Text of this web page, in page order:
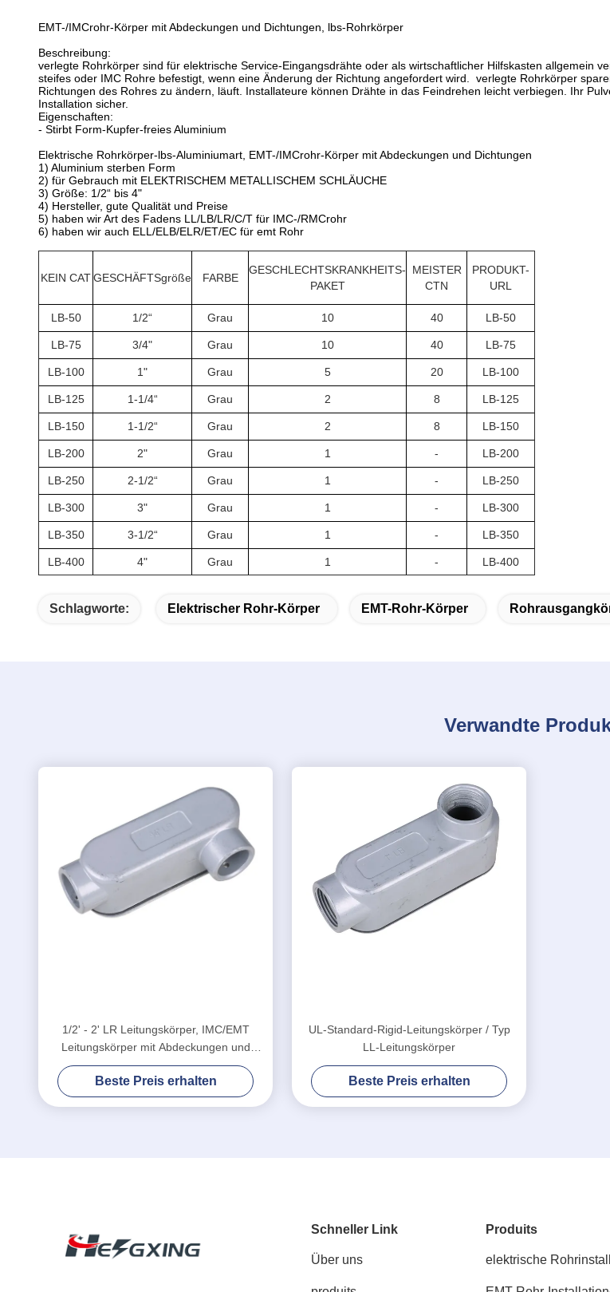
EMT-/IMCrohr-Körper mit Abdeckungen und Dichtungen, lbs-Rohrkörper
Beschreibung:
verlegte Rohrkörper sind für elektrische Service-Eingangsdrähte oder als wirtschaftlicher Hilfskasten allgemein
steifes oder IMC Rohre befestigt, wenn eine Änderung der Richtung angefordert wird. verlegte Rohrkörper
Richtungen des Rohres zu ändern, läuft. Installateure können Drähte in das Feindrehen leicht verbiegen. Ihr
Installation sicher.
Eigenschaften:
- Stirbt Form-Kupfer-freies Aluminium
Elektrische Rohrkörper-lbs-Aluminiumart, EMT-/IMCrohr-Körper mit Abdeckungen und Dichtungen
1) Aluminium sterben Form
2) für Gebrauch mit ELEKTRISCHEM METALLISCHEM SCHLÄUCHE
3) Größe: 1/2“ bis 4"
4) Hersteller, gute Qualität und Preise
5) haben wir Art des Fadens LL/LB/LR/C/T für IMC-/RMCrohr
6) haben wir auch ELL/ELB/ELR/ET/EC für emt Rohr
KEIN CATGESCHÄFTSgröße FARBE
GESCHLECHTSKRANKHEITS-
PAKET
MEISTER
CTN
PRODUKT-
URL
LB-50 1/2“ Grau 10 40 LB-50
LB-75 3/4" Grau 10 40 LB-75
LB-100 1" Grau 5 20 LB-100
LB-125 1-1/4“ Grau 2 8 LB-125
LB-150 1-1/2“ Grau 2 8 LB-150
LB-200 2" Grau 1 - LB-200
LB-250 2-1/2“ Grau 1 - LB-250
LB-300 3" Grau 1 - LB-300
LB-350 3-1/2“ Grau 1 - LB-350
LB-400 4" Grau 1 - LB-400
Schlagworte: Elektrischer Rohr-Körper EMT-Rohr-Körper
Verwandte
1/2' - 2' LR Leitungskörper, IMC/EMT
Leitungskörper mit Abdeckungen und
Dichtungen
Beste Preis erhalten
UL-Standard-Rigid-Leitungskörper / Typ
LL-Leitungskörper
Beste Preis erhalten
Schneller Link
Über uns
Produits
elektrische